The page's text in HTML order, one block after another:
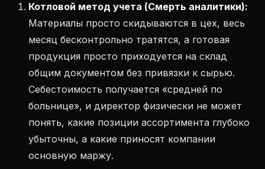
Котловой метод учета (Смерть аналитики):
Материалы просто скидываются в цех, весь
месяц бесконтрольно тратятся, а готовая
продукция просто приходуется на склад
общим документом без привязки к сырью.
Себестоимость получается «средней по
больнице», и директор физически не может
понять, какие позиции ассортимента глубоко
убыточны, а какие приносят компании
основную маржу.